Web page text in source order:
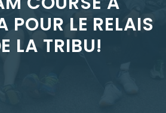
POUR LE RELAIS
LA TRIBU!